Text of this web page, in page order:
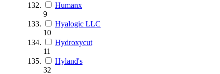
Humanx
9
Hyalogic LLC
10
Hydroxycut
11
Hyland's
32